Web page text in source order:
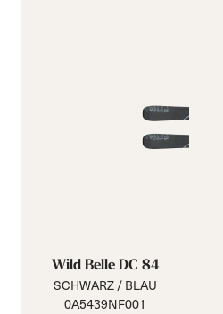
Wild Belle DC 84
SCHWARZ / BLAU
0A5439NF001